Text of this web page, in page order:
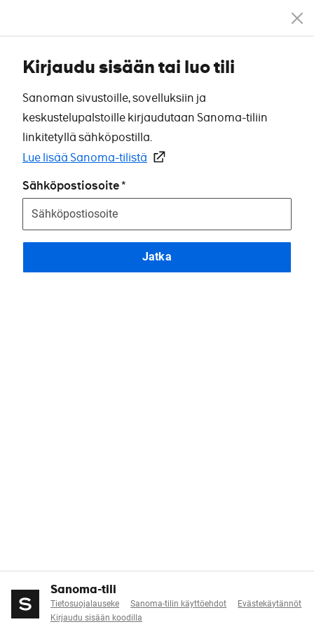
Kirjaudu sisään tai luo tili
Sanoman sivustoille, sovelluksiin ja
keskustelupalstoille kirjaudutaan Sanoma-tiliin
linkitetyllä sähköpostilla.
Lue lisää Sanoma-tilistä
Sähköpostiosoite
Jatka
Sanoma-tili
Tietosuojalauseke Sanoma-tilin käyttöehdot
Evästekäytännöt
Kirjaudu sisään koodilla